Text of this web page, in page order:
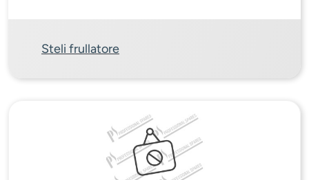
Steli frullatore